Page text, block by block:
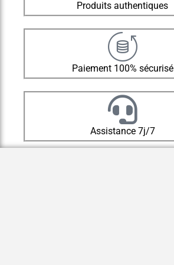
Produits authentiques
Paiement 100% sécurisé
Assistance 7j/7